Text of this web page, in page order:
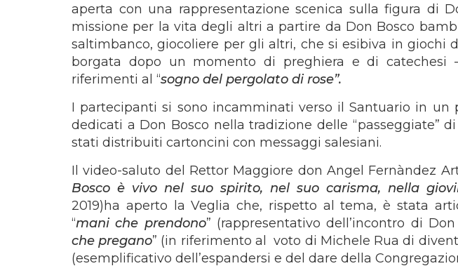
aperta con una rappresentazione scenica sulla figura di
missione per la vita degli altri a partire da Don Bosco
saltimbanco, giocoliere per gli altri, che si esibiva in giochi
borgata dopo un momento di preghiera e di catechesi
riferimenti al “sogno del pergolato di rose”.
I partecipanti si sono incamminati verso il Santuario in un
dedicati a Don Bosco nella tradizione delle “passeggiate”
stati distribuiti cartoncini con messaggi salesiani.
Il video-saluto del Rettor Maggiore don Angel Fernàndez
Bosco è vivo nel suo spirito, nel suo carisma, nella
2019)ha aperto la Veglia che, rispetto al tema, è stata
“mani che prendono” (rappresentativo dell’incontro di
che pregano” (in riferimento al voto di Michele Rua di
(esemplificativo dell’espandersi e del dare della